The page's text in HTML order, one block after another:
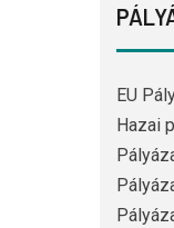
EU
Hazai